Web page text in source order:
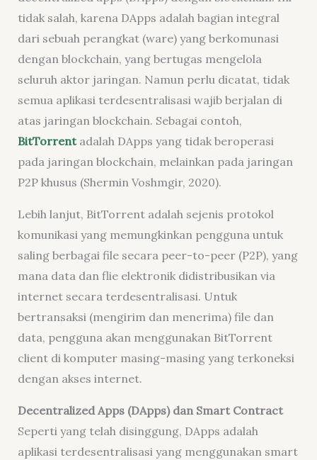
tidak salah, karena DApps adalah bagian integral
dari sebuah perangkat (ware) yang berkomunasi
dengan blockchain, yang bertugas mengelola
seluruh aktor jaringan. Namun perlu dicatat, tidak
semua aplikasi terdesentralisasi wajib berjalan di
atas jaringan blockchain. Sebagai contoh,
BitTorrentadalah DApps yang tidak beroperasi
pada jaringan blockchain, melainkan pada jaringan
P2P khusus (Shermin Voshmgir, 2020).
Lebih lanjut, BitTorrent adalah sejenis protokol
komunikasi yang memungkinkan pengguna untuk
saling berbagai file secara peer-to-peer (P2P), yang
mana data dan flie elektronik didistribusikan via
internet secara terdesentralisasi. Untuk
bertransaksi (mengirim dan menerima) file dan
data, pengguna akan menggunakan BitTorrent
client di komputer masing-masing yang terkoneksi
dengan akses internet.
Decentralized Apps (DApps) dan Smart Contract
Seperti yang telah disinggung, DApps adalah
aplikasi terdesentralisasi yang menggunakan smart